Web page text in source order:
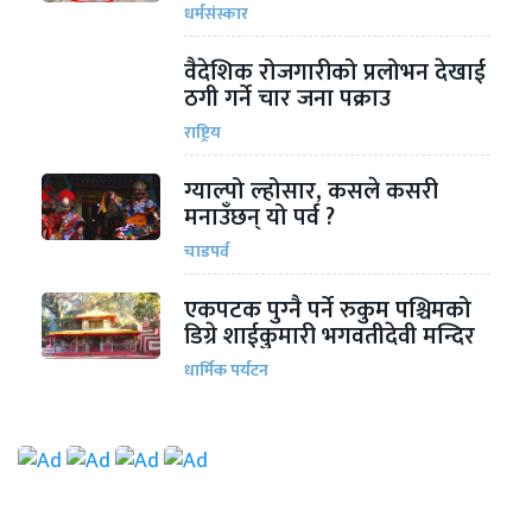
धर्मसंस्कार
वैदेशिक रोजगारीको प्रलोभन देखाई
ठगी गर्ने चार जना पक्राउ
राष्ट्रिय
ग्याल्पो ल्होसार, कसले कसरी
मनाउँछन् यो पर्व ?
चाडपर्व
एकपटक पुग्‍नै पर्ने रुकुम पश्चिमको
डिग्रे शाईकुमारी भगवतीदेवी मन्दिर
धार्मिक पर्यटन